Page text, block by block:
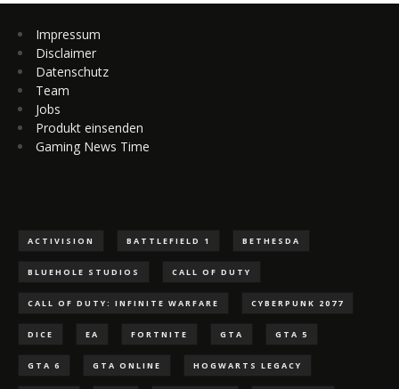
Impressum
Disclaimer
Datenschutz
Team
Jobs
Produkt einsenden
Gaming News Time
ACTIVISION BATTLEFIELD 1 BETHESDA
BLUEHOLE STUDIOS CALL OF DUTY
CALL OF DUTY: INFINITE WARFARE CYBERPUNK 2077
DICE EA FORTNITE GTA GTA 5
GTA 6 GTA ONLINE HOGWARTS LEGACY